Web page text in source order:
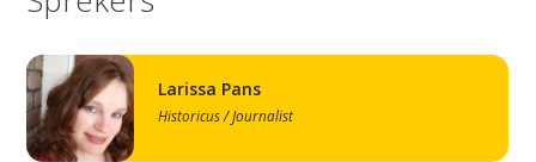
Larissa Pans
Historicus / Journalist